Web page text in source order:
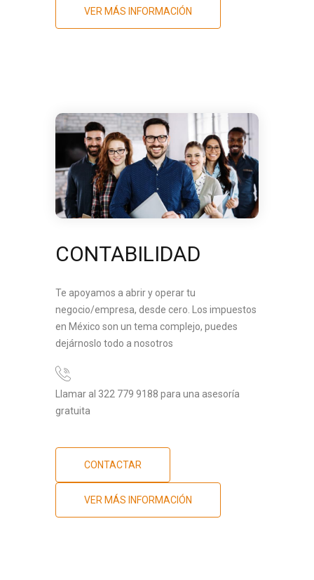
VER MÁS INFORMACIÓN
CONTABILIDAD
Te apoyamos a abrir y operar tu
negocio/empresa, desde cero. Los impuestos
en México son un tema complejo, puedes
dejárnoslo todo a nosotros
Llamar al 322 779 9188 para una asesoría
gratuita
CONTACTAR
VER MÁS INFORMACIÓN